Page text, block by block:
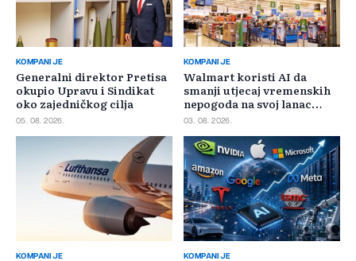
KOMPANIJE
Generalni direktor Pretisa
okupio Upravu i Sindikat
oko zajedničkog cilja
05. 08. 2026.
KOMPANIJE
Walmart koristi AI da
smanji utjecaj vremenskih
nepogoda na svoj lanac
snabdijevanja
03. 08. 2026.
KOMPANIJE KOMPANIJE